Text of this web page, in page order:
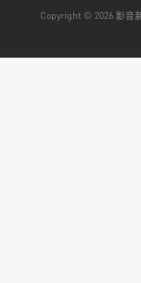
Copyright © 2026 影音